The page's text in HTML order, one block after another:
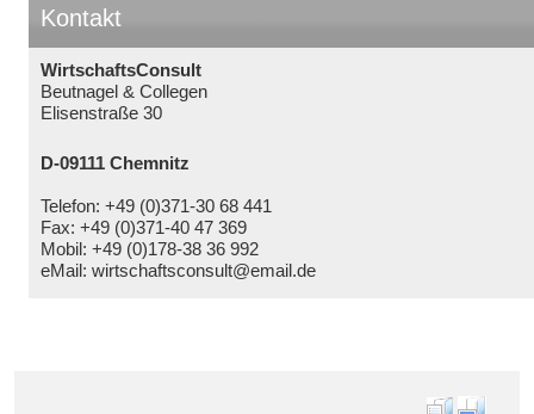
Kontakt
WirtschaftsConsult
Beutnagel & Collegen
Elisenstraße 30
D-09111 Chemnitz
Telefon: +49 (0)371-30 68 441
Fax: +49 (0)371-40 47 369
Mobil: +49 (0)178-38 36 992
eMail: wirtschaftsconsult@email.de